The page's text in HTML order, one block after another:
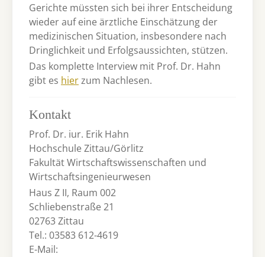
Gerichte müssten sich bei ihrer Entscheidung
wieder auf eine ärztliche Einschätzung der
medizinischen Situation, insbesondere nach
Dringlichkeit und Erfolgsaussichten, stützen.
Das komplette Interview mit Prof. Dr. Hahn
gibt es hierzum Nachlesen.
Kontakt
Prof. Dr. iur. Erik Hahn
Hochschule Zittau/Görlitz
Fakultät Wirtschaftswissenschaften und
Wirtschaftsingenieurwesen
Haus Z II, Raum 002
Schliebenstraße 21
02763 Zittau
Tel.: 03583 612-4619
E-Mail: